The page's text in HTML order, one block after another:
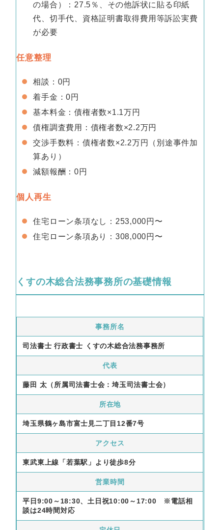
の場合）：27.5％、その他訴状に貼る印紙
代、切手代、資格証明書取得費用等訴訟実費
が必要
任意整理
相談：0円
着手金：0円
基本料金：債権者数×1.1万円
債権調査費用：債権者数×2.2万円
交渉手数料：債権者数×2.2万円（別途事件加
算あり）
減額報酬：0円
個人再生
住宅ローン条項なし：253,000円〜
住宅ローン条項あり：308,000円〜
くすの木総合法務事務所の基礎情報
事務所名
司法書士 行政書士 くすの木総合法務事務所
代表
藤田 太（所属司法書士会：埼玉司法書士会）
所在地
埼玉県鶴ヶ島市富士見二丁目12番7号
アクセス
東武東上線「若葉駅」より徒歩8分
営業時間
平日9:00～18:30、土日祝10:00～17:00 ※電話相
談は24時間対応